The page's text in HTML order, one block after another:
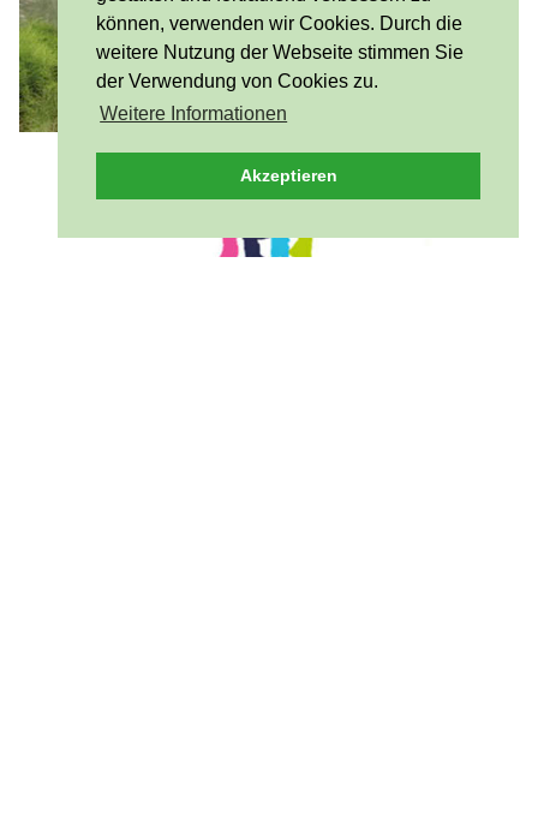
können, verwenden wir Cookies. Durch die
weitere Nutzung der Webseite stimmen Sie
der Verwendung von Cookies zu.
Weitere Informationen
Akzeptieren